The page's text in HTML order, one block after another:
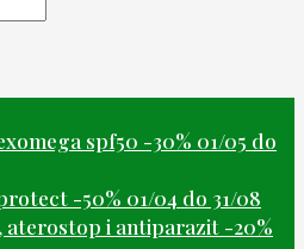
spf50 -30% 01/05 do
-50% 01/04 do 31/08
aterostop i antiparazit -20%